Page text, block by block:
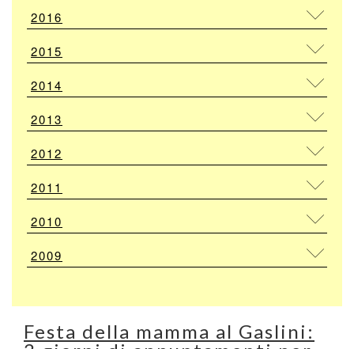
2016
2015
2014
2013
2012
2011
2010
2009
Festa della mamma al Gaslini: